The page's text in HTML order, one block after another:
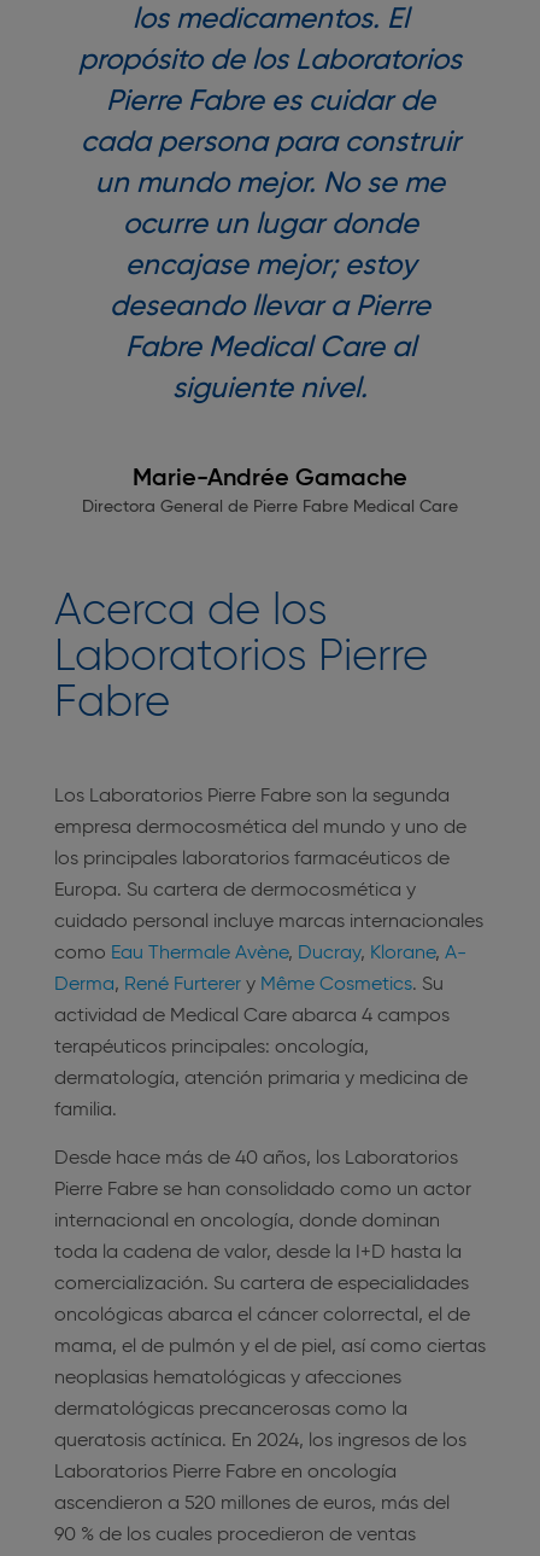
los medicamentos. El
propósito de los Laboratorios
Pierre Fabre es cuidar de
cada persona para construir
un mundo mejor. No se me
ocurre un lugar donde
encajase mejor; estoy
deseando llevar a Pierre
Fabre Medical Care al
siguiente nivel.
Marie-Andrée Gamache
Directora General de Pierre Fabre Medical Care
Acerca de los
Laboratorios Pierre
Fabre
Los Laboratorios Pierre Fabre son la segunda
empresa dermocosmética del mundo y uno de
los principales laboratorios farmacéuticos de
Europa. Su cartera de dermocosmética y
cuidado personal incluye marcas internacionales
como Eau Thermale Avène, Ducray, Klorane, A-
Derma, René Furterer y Même Cosmetics. Su
actividad de Medical Care abarca 4 campos
terapéuticos principales: oncología,
dermatología, atención primaria y medicina de
familia.
Desde hace más de 40 años, los Laboratorios
Pierre Fabre se han consolidado como un actor
internacional en oncología, donde dominan
toda la cadena de valor, desde la I+D hasta la
comercialización. Su cartera de especialidades
oncológicas abarca el cáncer colorrectal, el de
mama, el de pulmón y el de piel, así como ciertas
neoplasias hematológicas y afecciones
dermatológicas precancerosas como la
queratosis actínica. En 2024, los ingresos de los
Laboratorios Pierre Fabre en oncología
ascendieron a 520 millones de euros, más del
90 % de los cuales procedieron de ventas